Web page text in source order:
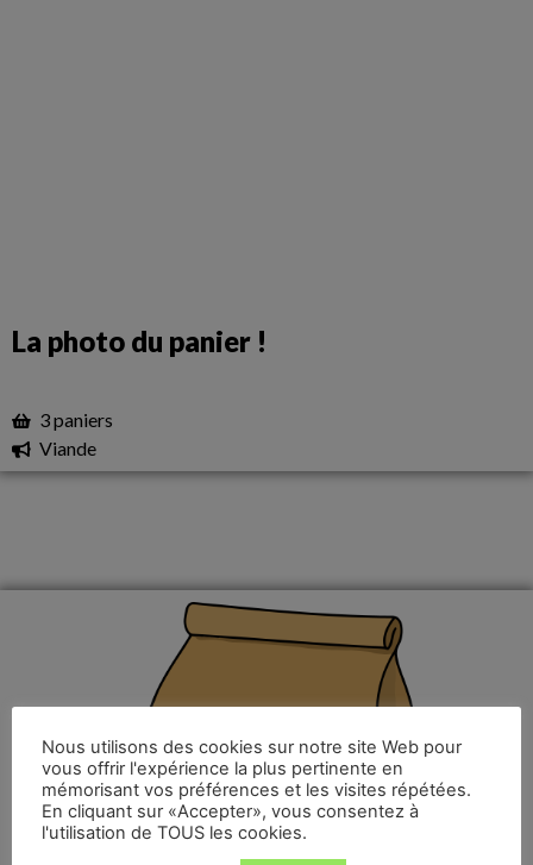
La photo du panier !
3 paniers
Viande
Nous utilisons des cookies sur notre site Web pour
vous offrir l'expérience la plus pertinente en
mémorisant vos préférences et les visites répétées.
En cliquant sur «Accepter», vous consentez à
l'utilisation de TOUS les cookies.